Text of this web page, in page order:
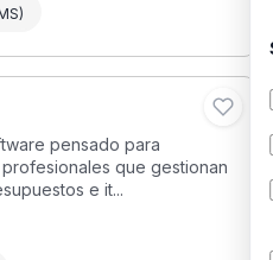
pensado para
que gestionan
e it...